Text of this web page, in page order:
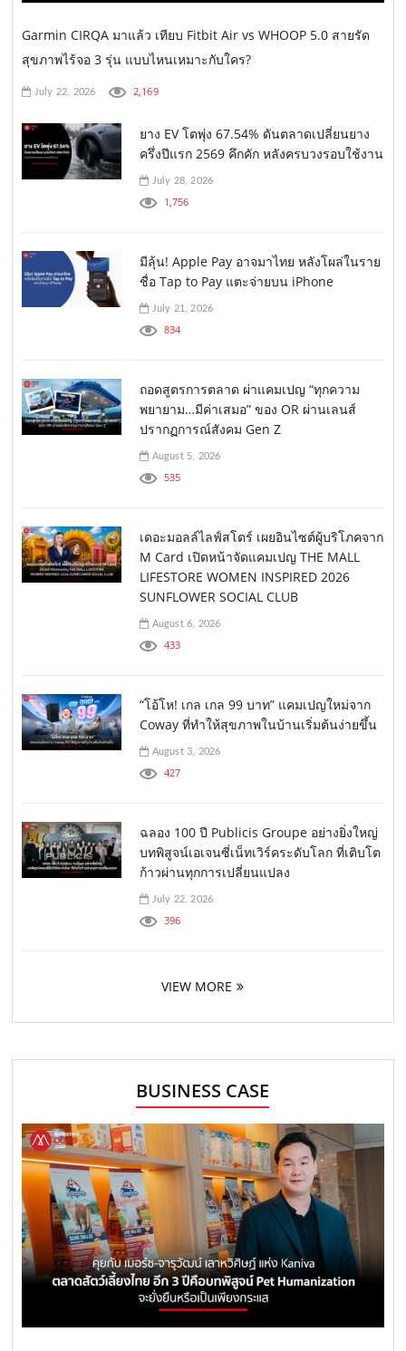
Garmin CIRQA มาแล้ว เทียบ Fitbit Air vs WHOOP 5.0 สายรัด
สุขภาพไร้จอ 3 รุ่น แบบไหนเหมาะกับใคร?
July 22, 2026 2,169
ยาง EV โตพุ่ง 67.54% ดันตลาดเปลี่ยนยาง
ครึ่งปีแรก 2569 คึกคัก หลังครบวงรอบใช้งาน
July 28, 2026
1,756
มีลุ้น! Apple Pay อาจมาไทย หลังโผล่ในราย
ชื่อ Tap to Pay แตะจ่ายบน iPhone
July 21, 2026
834
ถอดสูตรการตลาด ผ่าแคมเปญ “ทุกความ
พยายาม…มีค่าเสมอ” ของ OR ผ่านเลนส์
ปรากฏการณ์สังคม Gen Z
August 5, 2026
535
เดอะมอลล์ไลฟ์สโตร์ เผยอินไซต์ผู้บริโภคจาก
M Card เปิดหน้าจัดแคมเปญ THE MALL
LIFESTORE WOMEN INSPIRED 2026
SUNFLOWER SOCIAL CLUB
August 6, 2026
433
“โอ้โห! เกล เกล 99 บาท” แคมเปญใหม่จาก
Coway ที่ทำให้สุขภาพในบ้านเริ่มต้นง่ายขึ้น
August 3, 2026
427
ฉลอง 100 ปี Publicis Groupe อย่างยิ่งใหญ่
บทพิสูจน์เอเจนซี่เน็ทเวิร์คระดับโลก ที่เติบโต
ก้าวผ่านทุกการเปลี่ยนแปลง
July 22, 2026
396
VIEW MORE
BUSINESS CASE